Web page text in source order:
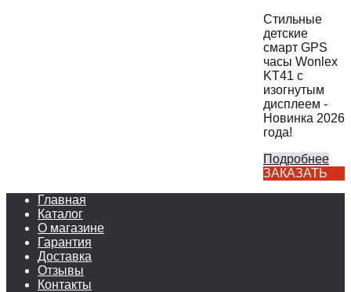
Стильные
детские
смарт GPS
часы Wonlex
KT41 с
изогнутым
дисплеем -
Новинка 2026
года!
Подробнее
ЗАКАЗАТЬ
Главная
Каталог
О магазине
Гарантия
Доставка
Отзывы
Контакты